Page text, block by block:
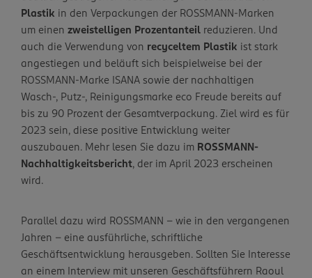
Plastik in den Verpackungen der ROSSMANN-Marken
um einen zweistelligen Prozentanteil reduzieren. Und
auch die Verwendung von recyceltem Plastik ist stark
angestiegen und beläuft sich beispielweise bei der
ROSSMANN-Marke ISANA sowie der nachhaltigen
Wasch-, Putz-, Reinigungsmarke eco Freude bereits auf
bis zu 90 Prozent der Gesamtverpackung. Ziel wird es für
2023 sein, diese positive Entwicklung weiter
auszubauen. Mehr lesen Sie dazu im ROSSMANN-
Nachhaltigkeitsbericht, der im April 2023 erscheinen
wird.
Parallel dazu wird ROSSMANN – wie in den vergangenen
Jahren – eine ausführliche, schriftliche
Geschäftsentwicklung herausgeben. Sollten Sie Interesse
an einem Interview mit unseren Geschäftsführern Raoul